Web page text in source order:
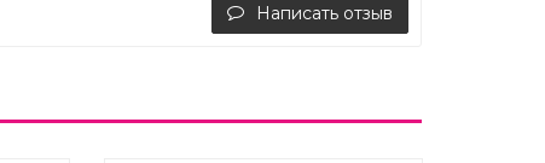
Написать отзыв